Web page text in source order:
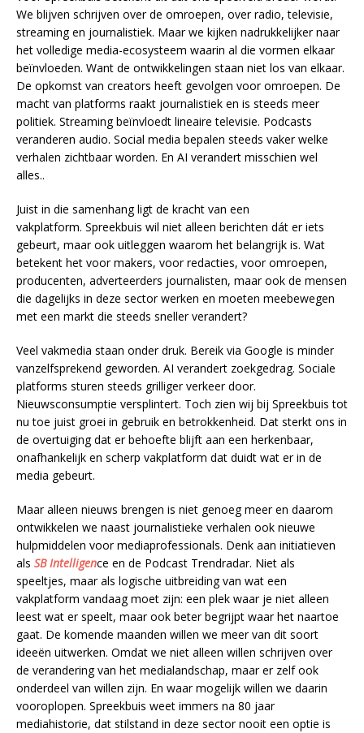
We blijven schrijven over de omroepen, over radio, televisie,
streaming en journalistiek. Maar we kijken nadrukkelijker naar
het volledige media-ecosysteem waarin al die vormen elkaar
beïnvloeden. Want de ontwikkelingen staan niet los van elkaar.
De opkomst van creators heeft gevolgen voor omroepen. De
macht van platforms raakt journalistiek en is steeds meer
politiek. Streaming beïnvloedt lineaire televisie. Podcasts
veranderen audio. Social media bepalen steeds vaker welke
verhalen zichtbaar worden. En AI verandert misschien wel
alles..
Juist in die samenhang ligt de kracht van een
vakplatform. Spreekbuis wil niet alleen berichten dát er iets
gebeurt, maar ook uitleggen waarom het belangrijk is. Wat
betekent het voor makers, voor redacties, voor omroepen,
producenten, adverteerders journalisten, maar ook de mensen
die dagelijks in deze sector werken en moeten meebewegen
met een markt die steeds sneller verandert?
Veel vakmedia staan onder druk. Bereik via Google is minder
vanzelfsprekend geworden. AI verandert zoekgedrag. Sociale
platforms sturen steeds grilliger verkeer door.
Nieuwsconsumptie versplintert. Toch zien wij bij Spreekbuis tot
nu toe juist groei in gebruik en betrokkenheid. Dat sterkt ons in
de overtuiging dat er behoefte blijft aan een herkenbaar,
onafhankelijk en scherp vakplatform dat duidt wat er in de
media gebeurt.
Maar alleen nieuws brengen is niet genoeg meer en daarom
ontwikkelen we naast journalistieke verhalen ook nieuwe
hulpmiddelen voor mediaprofessionals. Denk aan initiatieven
als SB Intelligence en de Podcast Trendradar. Niet als
speeltjes, maar als logische uitbreiding van wat een
vakplatform vandaag moet zijn: een plek waar je niet alleen
leest wat er speelt, maar ook beter begrijpt waar het naartoe
gaat. De komende maanden willen we meer van dit soort
ideeën uitwerken. Omdat we niet alleen willen schrijven over
de verandering van het medialandschap, maar er zelf ook
onderdeel van willen zijn. En waar mogelijk willen we daarin
vooroplopen. Spreekbuis weet immers na 80 jaar
mediahistorie, dat stilstand in deze sector nooit een optie is